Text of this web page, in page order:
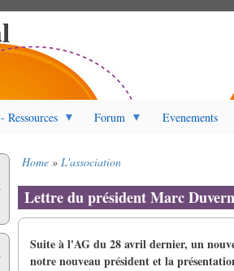
Ressources Forum Evenements
di
pane
Home L'association
Lettre du président Marc
Suite à l'AG du 28 avril dernier, un
notre nouveau président et la